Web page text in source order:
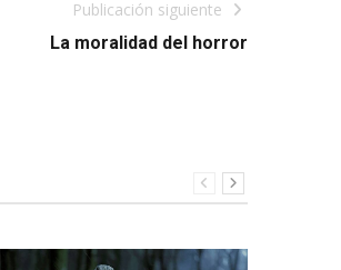
Publicación siguiente
La moralidad del horror